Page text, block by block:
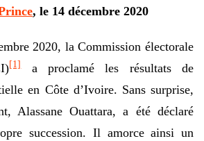
, le 14 décembre 2020
2020, la Commission électorale
[1]a proclamé les résultats de
en Côte d’Ivoire. Sans surprise,
Alassane Ouattara, a été déclaré
succession. Il amorce ainsi un